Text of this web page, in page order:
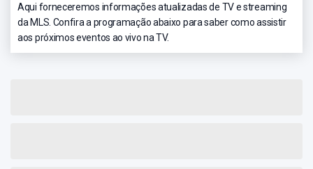
Aqui forneceremos informações atualizadas de TV e streaming
da MLS. Confira a programação abaixo para saber como assistir
aos próximos eventos ao vivo na TV.